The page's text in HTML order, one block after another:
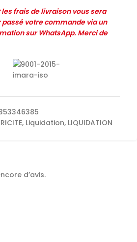
frais de livraison vous sera
votre commande via un
sur WhatsApp. Merci de
, Liquidation, LIQUIDATION
d’avis.